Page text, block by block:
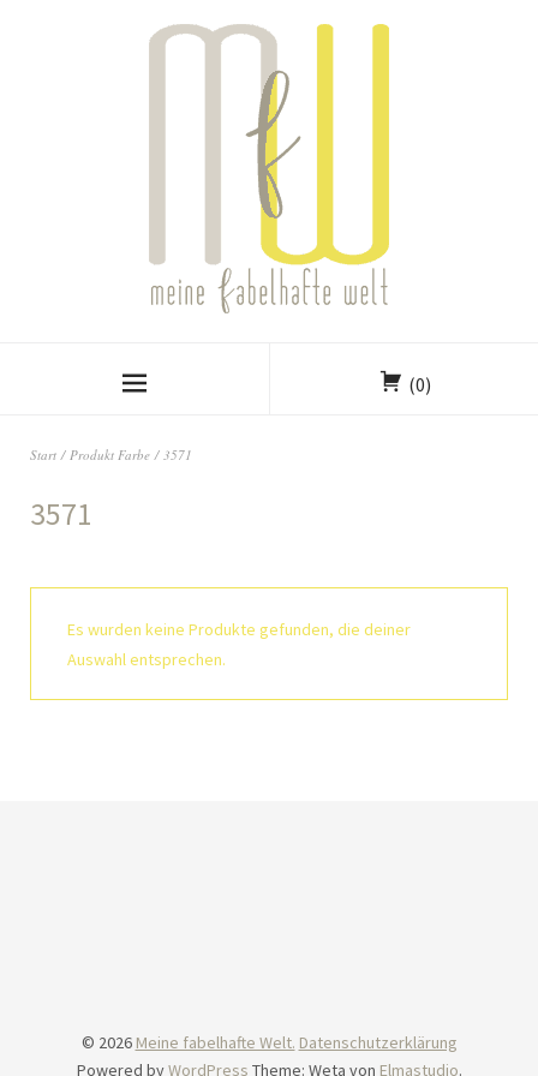
(0)
Start / Produkt Farbe / 3571
3571
Es wurden keine Produkte gefunden, die deiner
Auswahl entsprechen.
© 2026 Meine fabelhafte Welt. Datenschutzerklärung
Powered byWordPress Theme: Weta von Elmastudio.